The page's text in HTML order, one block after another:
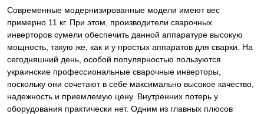
Современные модернизированные модели имеют вес
примерно 11 кг. При этом, производители сварочных
инверторов сумели обеспечить данной аппаратуре высокую
мощность, такую же, как и у простых аппаратов для сварки. На
сегодняшний день, особой популярностью пользуются
украинские профессиональные сварочные инверторы,
поскольку они сочетают в себе максимально высокое качество,
надежность и приемлемую цену. Внутренних потерь у
оборудования практически нет. Одним из главных плюсов